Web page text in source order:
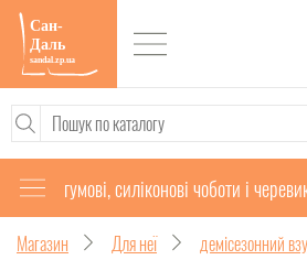
гумові, силіконові чоботи і
Магазин Для неї
демісезонний